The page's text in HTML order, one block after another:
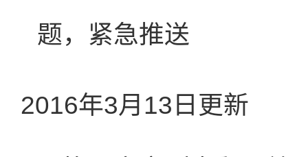
题，紧急推送
2016年3月13日更新